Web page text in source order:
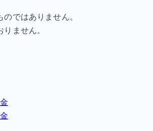
ではありません。
ません。